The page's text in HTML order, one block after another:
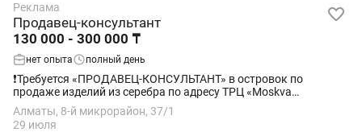
Реклама
Продавец-консультант
130 000 - 300 000 ₸
нет опыта полный день
❗️Требуется «ПРОДАВЕЦ-КОНСУЛЬТАНТ» в островок по
продаже изделий из серебра по адресу ТРЦ «Moskva
Metropolitan” . Требуются девушки/женщины в возрасте от 20
до 35 лет (опыт работы приветствуется) на...
Алматы, 8-й микрорайон, 37/1
29 июля